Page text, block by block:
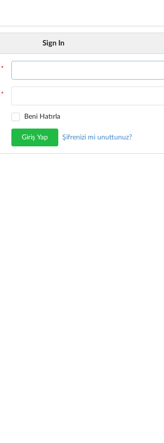
Sign In
Beni Hatırla
Giriş Yap Şifrenizi mi unuttunuz?